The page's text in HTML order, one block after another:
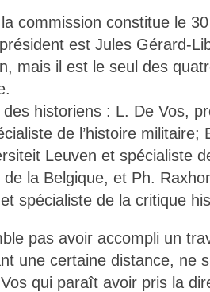
commission constitue le
est Jules Gérard-
mais il est le seul des
historiens : L. De Vos,
de l’histoire
Leuven et spécialiste
la Belgique, et Ph.
et spécialiste de la critique
pas avoir accompli un
une certaine distance, ne
qui paraît avoir pris la